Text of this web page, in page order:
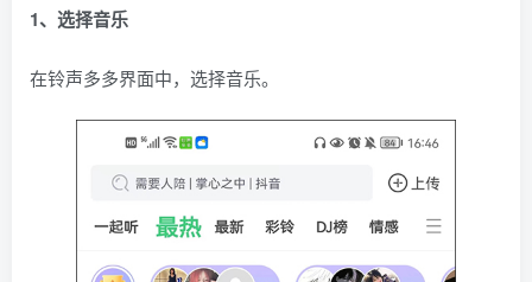
1、选择音乐
在铃声多多界面中，选择音乐。